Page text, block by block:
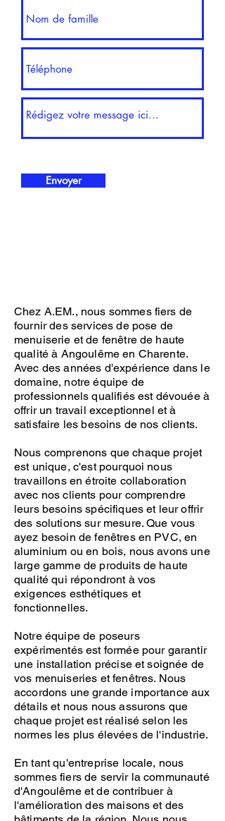
Envoyer
Chez A.EM., nous sommes fiers de
fournir des services de pose de
menuiserie et de fenêtre de haute
qualité à Angoulême en Charente.
Avec des années d'expérience dans le
domaine, notre équipe de
professionnels qualifiés est dévouée à
offrir un travail exceptionnel et à
satisfaire les besoins de nos clients.
Nous comprenons que chaque projet
est unique, c'est pourquoi nous
travaillons en étroite collaboration
avec nos clients pour comprendre
leurs besoins spécifiques et leur offrir
des solutions sur mesure. Que vous
ayez besoin de fenêtres en PVC, en
aluminium ou en bois, nous avons une
large gamme de produits de haute
qualité qui répondront à vos
exigences esthétiques et
fonctionnelles.
Notre équipe de poseurs
expérimentés est formée pour garantir
une installation précise et soignée de
vos menuiseries et fenêtres. Nous
accordons une grande importance aux
détails et nous nous assurons que
chaque projet est réalisé selon les
normes les plus élevées de l'industrie.
En tant qu'entreprise locale, nous
sommes fiers de servir la communauté
d'Angoulême et de contribuer à
l'amélioration des maisons et des